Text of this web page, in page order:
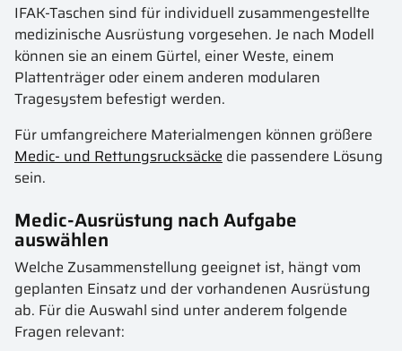
IFAK-Taschen sind für individuell zusammengestellte
medizinische Ausrüstung vorgesehen. Je nach Modell
können sie an einem Gürtel, einer Weste, einem
Plattenträger oder einem anderen modularen
Tragesystem befestigt werden.
Für umfangreichere Materialmengen können größere
Medic- und Rettungsrucksäcke die passendere Lösung
sein.
Medic-Ausrüstung nach Aufgabe
auswählen
Welche Zusammenstellung geeignet ist, hängt vom
geplanten Einsatz und der vorhandenen Ausrüstung
ab. Für die Auswahl sind unter anderem folgende
Fragen relevant: